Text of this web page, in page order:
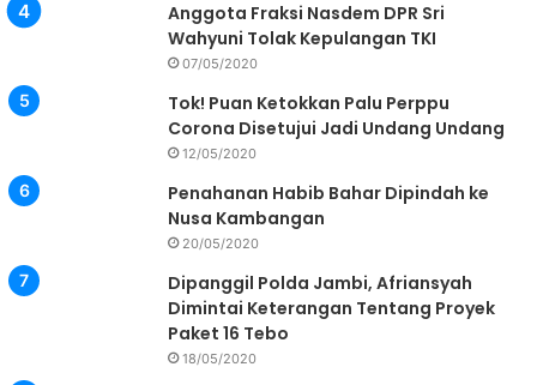
Anggota Fraksi Nasdem DPR Sri
Wahyuni Tolak Kepulangan TKI
07/05/2020
Tok! Puan Ketokkan Palu Perppu
Corona Disetujui Jadi Undang Undang
12/05/2020
Penahanan Habib Bahar Dipindah ke
Nusa Kambangan
20/05/2020
Dipanggil Polda Jambi, Afriansyah
Dimintai Keterangan Tentang Proyek
Paket 16 Tebo
18/05/2020